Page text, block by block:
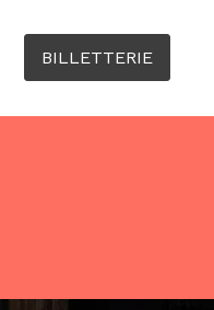
BILLETTERIE